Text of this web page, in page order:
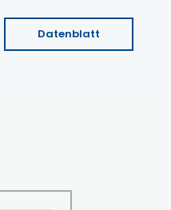
Datenblatt